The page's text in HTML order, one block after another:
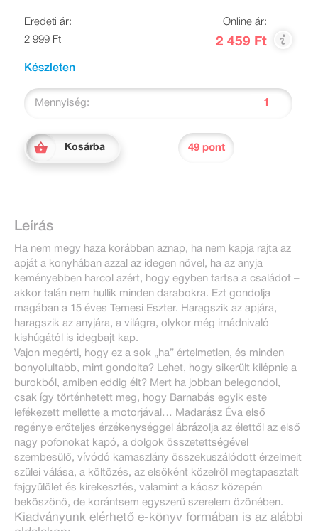
Eredeti ár:
2 999 Ft
Online ár:
2 459 Ft
Készleten
Mennyiség:
Kosárba 49 pont
Leírás
Ha nem megy haza korábban aznap, ha nem kapja rajta az
apját a konyhában azzal az idegen nővel, ha az anyja
keményebben harcol azért, hogy egyben tartsa a családot –
akkor talán nem hullik minden darabokra. Ezt gondolja
magában a 15 éves Temesi Eszter. Haragszik az apjára,
haragszik az anyjára, a világra, olykor még imádnivaló
kishúgától is idegbajt kap.
Vajon megérti, hogy ez a sok „ha” értelmetlen, és minden
bonyolultabb, mint gondolta? Lehet, hogy sikerült kilépnie a
burokból, amiben eddig élt? Mert ha jobban belegondol,
csak így történhetett meg, hogy Barnabás egyik este
lefékezett mellette a motorjával… Madarász Éva első
regénye erőteljes érzékenységgel ábrázolja az élettől az első
nagy pofonokat kapó, a dolgok összetettségével
szembesülő, vívódó kamaszlány összekuszálódott érzelmeit
szülei válása, a költözés, az elsőként közelről megtapasztalt
fajgyűlölet és kirekesztés, valamint a káosz közepén
beköszönő, de korántsem egyszerű szerelem özönében.
Kiadványunk elérhető e-könyv formában is az alábbi